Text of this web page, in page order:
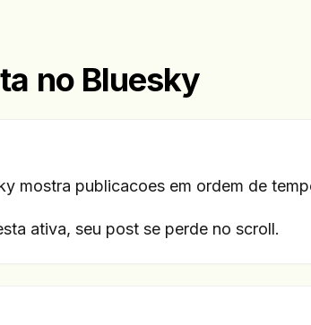
no Bluesky
mostra publicacoes em ordem de
ativa, seu post se perde no scroll.